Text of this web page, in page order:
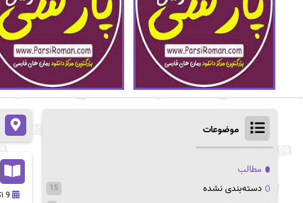
9 اکتبر 2020
موضوعات
مطالب
دسته‌بندی نشده
15